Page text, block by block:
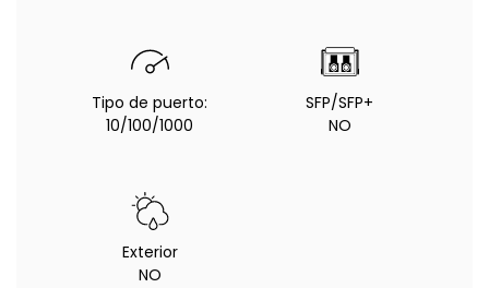
Tipo de puerto:
10/100/1000
SFP/SFP+
NO
Exterior
NO